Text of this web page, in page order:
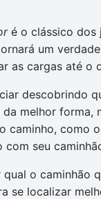
é o clássico dos
um
as cargas até o
descobrindo
melhor forma,
caminho, como
com seu
o caminhão
se localizar